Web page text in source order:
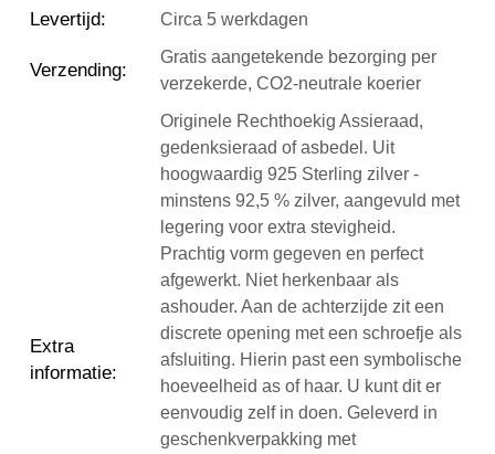
Levertijd: Circa 5 werkdagen
Verzending:
Gratis aangetekende bezorging per
verzekerde, CO2-neutrale koerier
Extra
informatie:
Originele Rechthoekig Assieraad,
gedenksieraad of asbedel. Uit
hoogwaardig 925 Sterling zilver -
minstens 92,5 % zilver, aangevuld met
legering voor extra stevigheid.
Prachtig vorm gegeven en perfect
afgewerkt. Niet herkenbaar als
ashouder. Aan de achterzijde zit een
discrete opening met een schroefje als
afsluiting. Hierin past een symbolische
hoeveelheid as of haar. U kunt dit er
eenvoudig zelf in doen. Geleverd in
geschenkverpakking met